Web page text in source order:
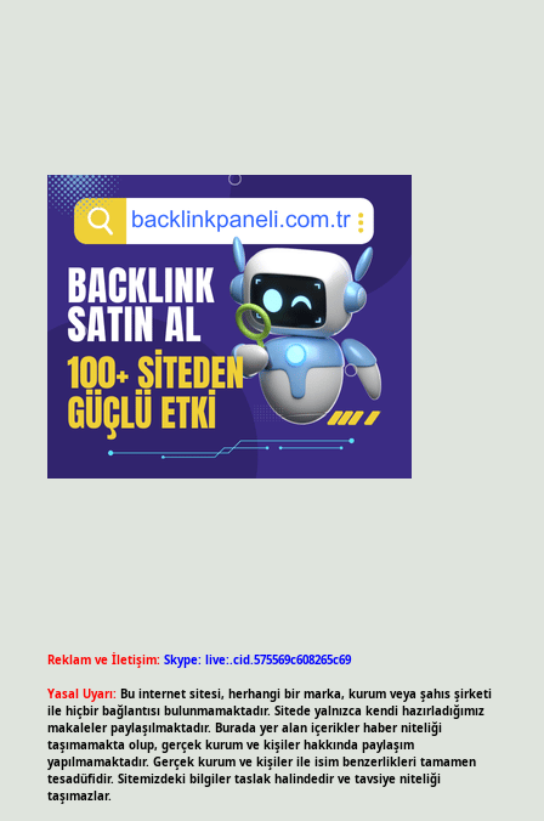
Reklam ve İletişim: Skype: live:.cid.575569c608265c69
Yasal Uyarı: Bu internet sitesi, herhangi bir marka, kurum veya şahıs şirketi
ile hiçbir bağlantısı bulunmamaktadır. Sitede yalnızca kendi hazırladığımız
makaleler paylaşılmaktadır. Burada yer alan içerikler haber niteliği
taşımamakta olup, gerçek kurum ve kişiler hakkında paylaşım
yapılmamaktadır. Gerçek kurum ve kişiler ile isim benzerlikleri tamamen
tesadüfidir. Sitemizdeki bilgiler taslak halindedir ve tavsiye niteliği
taşımazlar.